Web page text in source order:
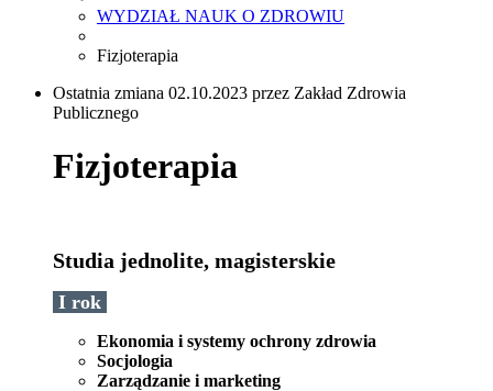
WYDZIAŁ NAUK O ZDROWIU
Fizjoterapia
Ostatnia zmiana 02.10.2023 przez Zakład Zdrowia
Publicznego
Fizjoterapia
Studia jednolite, magisterskie
I rok
Ekonomia i systemy ochrony zdrowia
Socjologia
Zarządzanie i marketing